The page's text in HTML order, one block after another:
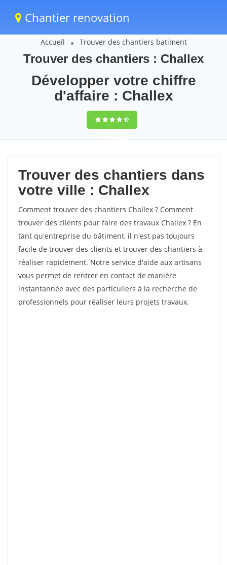
Chantier renovation
Accueil Trouver des chantiers batiment
Trouver des chantiers : Challex
Développer votre chiffre
d'affaire : Challex
9,5(100%)60
votes
Trouver des chantiers dans
votre ville : Challex
Comment trouver des chantiers Challex ? Comment
trouver des clients pour faire des travaux Challex ? En
tant qu'entreprise du bâtiment, il n'est pas toujours
facile de trouver des clients et trouver des chantiers à
réaliser rapidement. Notre service d'aide aux artisans
vous permet de rentrer en contact de manière
instantannée avec des particuliers à la recherche de
professionnels pour réaliser leurs projets travaux.